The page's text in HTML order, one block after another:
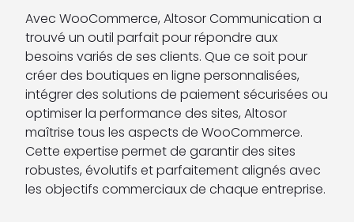
Avec WooCommerce, Altosor Communication a
trouvé un outil parfait pour répondre aux
besoins variés de ses clients. Que ce soit pour
créer des boutiques en ligne personnalisées,
intégrer des solutions de paiement sécurisées ou
optimiser la performance des sites, Altosor
maîtrise tous les aspects de WooCommerce.
Cette expertise permet de garantir des sites
robustes, évolutifs et parfaitement alignés avec
les objectifs commerciaux de chaque entreprise.